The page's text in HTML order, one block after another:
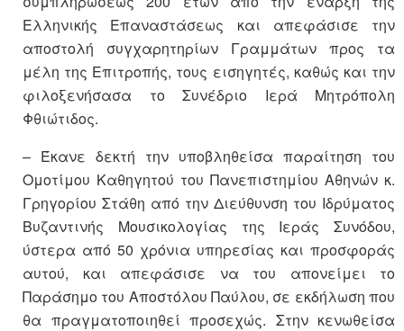
Ελληνικής Επαναστάσεως και απεφάσισε την
αποστολή συγχαρητηρίων Γραμμάτων προς τα
μέλη της Επιτροπής, τους εισηγητές, καθώς και την
φιλοξενήσασα το Συνέδριο Ιερά Μητρόπολη
Φθιώτιδος.
– Έκανε δεκτή την υποβληθείσα παραίτηση του
Ομοτίμου Καθηγητού του Πανεπιστημίου Αθηνών κ.
Γρηγορίου Στάθη από την Διεύθυνση του Ιδρύματος
Βυζαντινής Μουσικολογίας της Ιεράς Συνόδου,
ύστερα από 50 χρόνια υπηρεσίας και προσφοράς
αυτού, και απεφάσισε να του απονείμει το
Παράσημο του Αποστόλου Παύλου, σε εκδήλωση που
θα πραγματοποιηθεί προσεχώς. Στην κενωθείσα